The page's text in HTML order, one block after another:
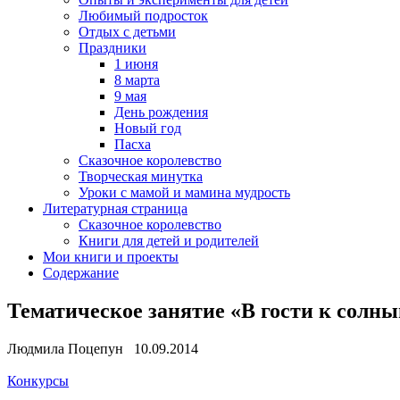
Любимый подросток
Отдых с детьми
Праздники
1 июня
8 марта
9 мая
День рождения
Новый год
Пасха
Сказочное королевство
Творческая минутка
Уроки с мамой и мамина мудрость
Литературная страница
Сказочное королевство
Книги для детей и родителей
Мои книги и проекты
Содержание
Тематическое занятие «В гости к
Людмила Поцепун 10.09.2014
Конкурсы